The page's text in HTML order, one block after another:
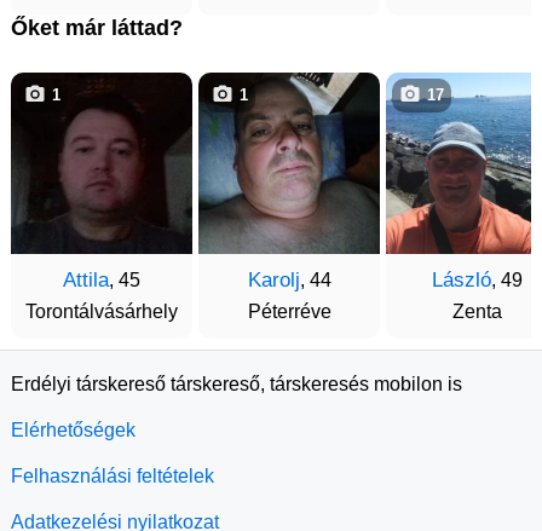
Őket már láttad?
Attila, 45
Torontálvásárhely
1
Karolj, 44
Péterréve
1
László, 49
Zenta
17
Erdélyi társkereső társkereső, társkeresés mobilon is
Elérhetőségek
Felhasználási feltételek
Adatkezelési nyilatkozat